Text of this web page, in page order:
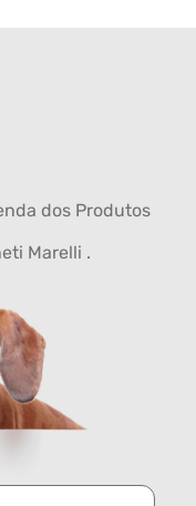
dos Produtos
Marelli .